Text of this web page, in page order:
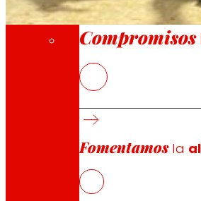
Compromisos
Fomentamosla
ha inaugurado hoy en
Con el lema de este año,
de los más pequeños. Estas
Entre las iniciativas que se